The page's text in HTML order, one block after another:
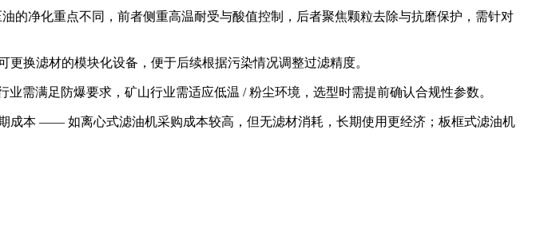
的净化重点不同，前者侧重高温耐受与酸值控制，后者聚焦颗粒去除与抗磨保护，需针对
换滤材的模块化设备，便于后续根据污染情况调整过滤精度。
需满足防爆要求，矿山行业需适应低温 / 粉尘环境，选型时需提前确认合规性参数。
成本 —— 如离心式滤油机采购成本较高，但无滤材消耗，长期使用更经济；板框式滤油机